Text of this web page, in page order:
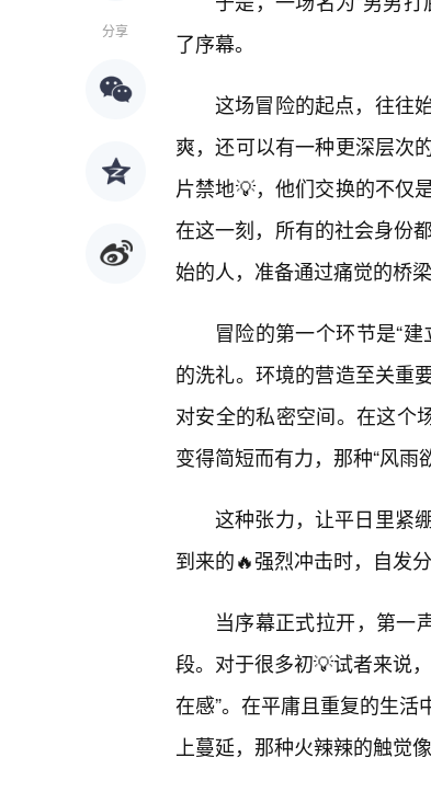
分享
了序幕。
这场冒险的起点，往往
爽，还可以有一种更深层次
片禁地💡，他们交换的不仅
在这一刻，所有的社会身份
始的人，准备通过痛觉的桥
冒险的第一个环节是“
的洗礼。环境的营造至关重
对安全的私密空间。在这个
变得简短而有力，那种“风雨
这种张力，让平日里紧
到来的🔥强烈冲击时，自发
当序幕正式拉开，第一
段。对于很多初💡试者来说
在感”。在平庸且重复的生
上蔓延，那种火辣辣的触觉